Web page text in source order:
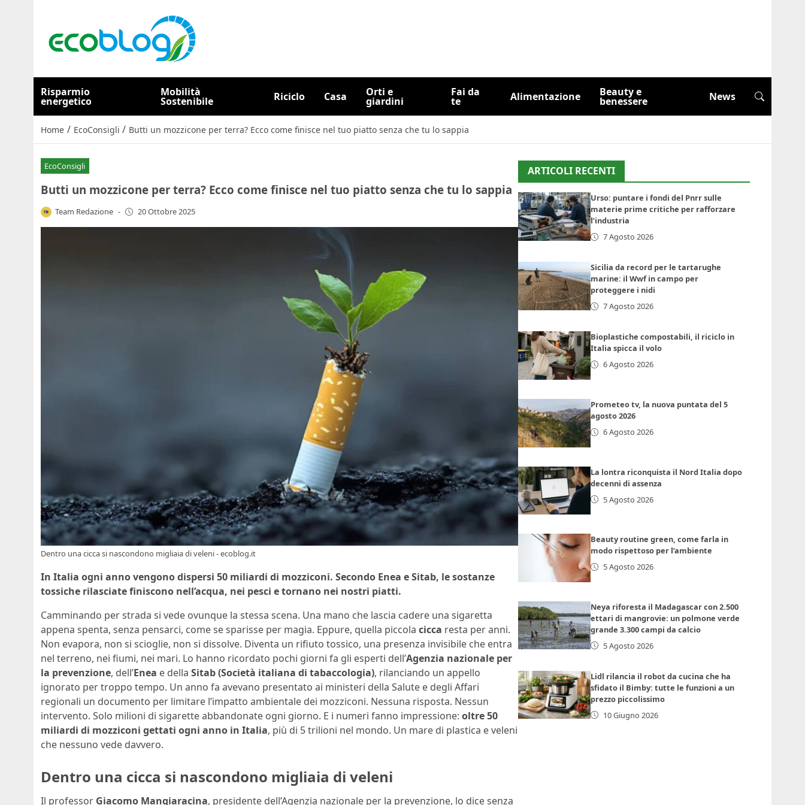
Risparmio
energetico
Mobilità
Sostenibile Riciclo Casa Orti e
giardini
Fai da
te Alimentazione Beauty e
benessere News
Home / EcoConsigli / Butti un mozzicone per terra? Ecco come finisce nel tuo piatto senza che tu lo sappia
EcoConsigli
Butti un mozzicone per terra? Ecco come finisce nel tuo piatto senza che tu lo sappia
Team Redazione - 20 Ottobre 2025
Dentro una cicca si nascondono migliaia di veleni - ecoblog.it
In Italia ogni anno vengono dispersi 50 miliardi di mozziconi. Secondo Enea e Sitab, le sostanze
tossiche rilasciate finiscono nell’acqua, nei pesci e tornano nei nostri piatti.
Camminando per strada si vede ovunque la stessa scena. Una mano che lascia cadere una sigaretta
appena spenta, senza pensarci, come se sparisse per magia. Eppure, quella piccola cicca resta per anni.
Non evapora, non si scioglie, non si dissolve. Diventa un rifiuto tossico, una presenza invisibile che entra
nel terreno, nei fiumi, nei mari. Lo hanno ricordato pochi giorni fa gli esperti dell’Agenzia nazionale per
la prevenzione, dell’Enea e della Sitab (Società italiana di tabaccologia), rilanciando un appello
ignorato per troppo tempo. Un anno fa avevano presentato ai ministeri della Salute e degli Affari
regionali un documento per limitare l’impatto ambientale dei mozziconi. Nessuna risposta. Nessun
intervento. Solo milioni di sigarette abbandonate ogni giorno. E i numeri fanno impressione: oltre 50
miliardi di mozziconi gettati ogni anno in Italia, più di 5 trilioni nel mondo. Un mare di plastica e veleni
che nessuno vede davvero.
Dentro una cicca si nascondono migliaia di veleni
Il professor Giacomo Mangiaracina, presidente dell’Agenzia nazionale per la prevenzione, lo dice senza
ARTICOLI RECENTI
Urso: puntare i fondi del Pnrr sulle
materie prime critiche per rafforzare
l’industria
7 Agosto 2026
Sicilia da record per le tartarughe
marine: il Wwf in campo per
proteggere i nidi
7 Agosto 2026
Bioplastiche compostabili, il riciclo in
Italia spicca il volo
6 Agosto 2026
Prometeo tv, la nuova puntata del 5
agosto 2026
6 Agosto 2026
La lontra riconquista il Nord Italia dopo
decenni di assenza
5 Agosto 2026
Beauty routine green, come farla in
modo rispettoso per l’ambiente
5 Agosto 2026
Neya riforesta il Madagascar con 2.500
ettari di mangrovie: un polmone verde
grande 3.300 campi da calcio
5 Agosto 2026
Lidl rilancia il robot da cucina che ha
sfidato il Bimby: tutte le funzioni a un
prezzo piccolissimo
10 Giugno 2026